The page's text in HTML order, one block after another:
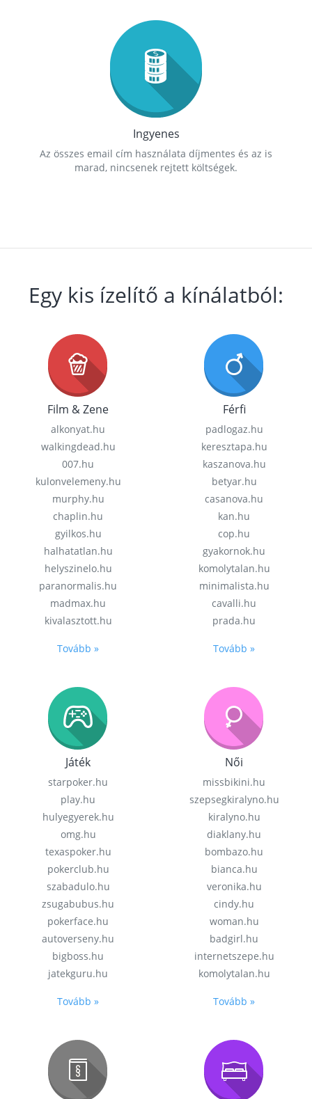
Ingyenes
Az összes email cím használata díjmentes és az is
marad, nincsenek rejtett költségek.
Egy kis ízelítő a kínálatból:
Film & Zene
alkonyat.hu
walkingdead.hu
007.hu
kulonvelemeny.hu
murphy.hu
chaplin.hu
gyilkos.hu
halhatatlan.hu
helyszinelo.hu
paranormalis.hu
madmax.hu
kivalasztott.hu
Tovább »
Férfi
padlogaz.hu
keresztapa.hu
kaszanova.hu
betyar.hu
casanova.hu
kan.hu
cop.hu
gyakornok.hu
komolytalan.hu
minimalista.hu
cavalli.hu
prada.hu
Tovább »
Játék
starpoker.hu
play.hu
hulyegyerek.hu
omg.hu
texaspoker.hu
pokerclub.hu
szabadulo.hu
zsugabubus.hu
pokerface.hu
autoverseny.hu
bigboss.hu
jatekguru.hu
Tovább »
Női
missbikini.hu
szepsegkiralyno.hu
kiralyno.hu
diaklany.hu
bombazo.hu
bianca.hu
veronika.hu
cindy.hu
woman.hu
badgirl.hu
internetszepe.hu
komolytalan.hu
Tovább »